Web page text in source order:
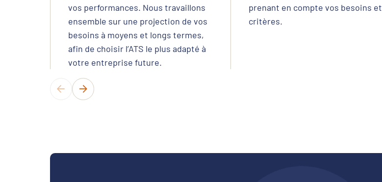
vos performances. Nous travaillons
ensemble sur une projection de vos
besoins à moyens et longs termes,
afin de choisir l’ATS le plus adapté à
votre entreprise future.
prenant en compte vos besoins et
critères.